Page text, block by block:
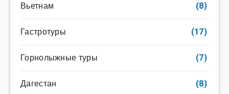
Вьетнам (8)
Гастротуры (17)
Горнолыжные туры (7)
Дагестан (8)